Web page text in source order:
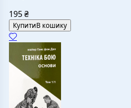
195₴
КупитиВ кошику